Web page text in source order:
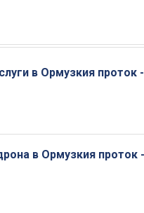
в Ормузкия
в Ормузкия проток